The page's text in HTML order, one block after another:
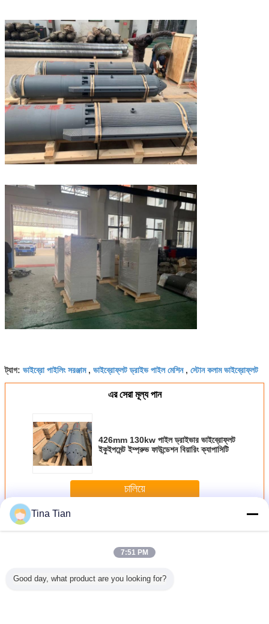
ট্যাগ: ভাইব্রো পাইলিং সরঞ্জাম, ভাইব্রোফ্লট ড্রাইভ পাইল মেশিন, স্টোন কলাম ভাইব্রোফ্লট
এর সেরা মূল্য পান
426mm 130kw পাইল ড্রাইভার ভাইব্রোফ্লট
ইকুইপমেন্ট ইম্প্রুভ ফাউন্ডেশন বিয়ারিং ক্যাপাসিটি
চালিয়ে
অধিকভাইব্রোফ্লট সরঞ্জাম
Tina Tian
7:51 PM
Good day, what product are you looking for?